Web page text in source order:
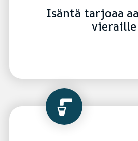
Isäntä tarjoaa
vieraille